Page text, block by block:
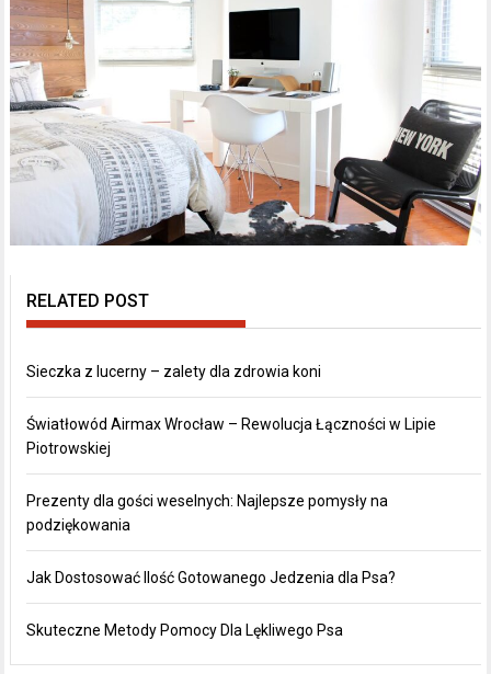
RELATED POST
Sieczka z lucerny – zalety dla zdrowia koni
Światłowód Airmax Wrocław – Rewolucja Łączności w Lipie
Piotrowskiej
Prezenty dla gości weselnych: Najlepsze pomysły na
podziękowania
Jak Dostosować Ilość Gotowanego Jedzenia dla Psa?
Skuteczne Metody Pomocy Dla Lękliwego Psa